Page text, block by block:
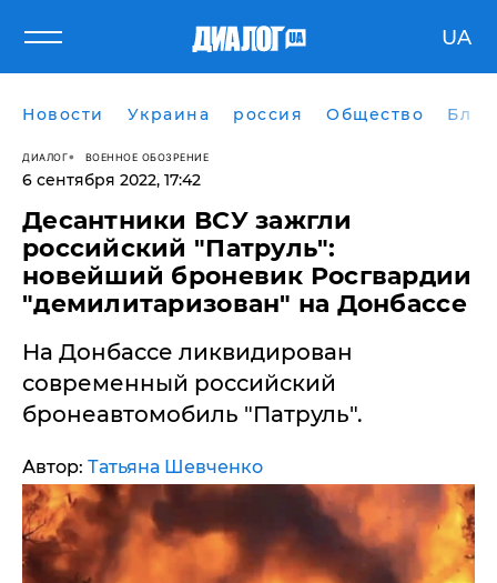
UA
Новости Украина россия Общество
ДИАЛОГ ВОЕННОЕ ОБОЗРЕНИЕ
6 сентября 2022, 17:42
​Десантники ВСУ зажгли
российский "Патруль":
новейший броневик Росгвардии
"демилитаризован" на Донбассе
На Донбассе ликвидирован
современный российский
бронеавтомобиль "Патруль".
Автор: Татьяна Шевченко